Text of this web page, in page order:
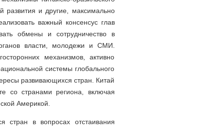
развития и другие, максимально
важный консенсус глав
обмены и сотрудничество в
власти, молодежи и СМИ.
механизмов, активно
системы глобального
развивающихся стран. Китай
со странами региона, включая
Америкой.
стран в вопросах отстаивания